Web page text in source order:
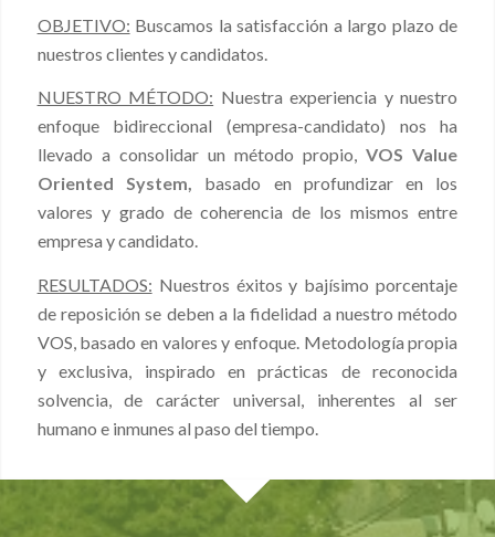
OBJETIVO: Buscamos la satisfacción a largo plazo de
nuestros clientes y candidatos.
NUESTRO MÉTODO: Nuestra experiencia y nuestro
enfoque bidireccional (empresa-candidato) nos ha
llevado a consolidar un método propio,VOS Value
Oriented System, basado en profundizar en los
valores y grado de coherencia de los mismos entre
empresa y candidato.
RESULTADOS: Nuestros éxitos y bajísimo porcentaje
de reposición se deben a la fidelidad a nuestro método
VOS, basado en valores y enfoque. Metodología propia
y exclusiva, inspirado en prácticas de reconocida
solvencia, de carácter universal, inherentes al ser
humano e inmunes al paso del tiempo.